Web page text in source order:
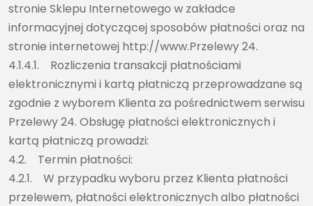
stronie Sklepu Internetowego w zakładce
informacyjnej dotyczącej sposobów płatności oraz na
stronie internetowej http://www.Przelewy 24.
4.1.4.1. Rozliczenia transakcji płatnościami
elektronicznymi i kartą płatniczą przeprowadzane są
zgodnie z wyborem Klienta za pośrednictwem serwisu
Przelewy 24. Obsługę płatności elektronicznych i
kartą płatniczą prowadzi:
4.2. Termin płatności:
4.2.1. W przypadku wyboru przez Klienta płatności
przelewem, płatności elektronicznych albo płatności